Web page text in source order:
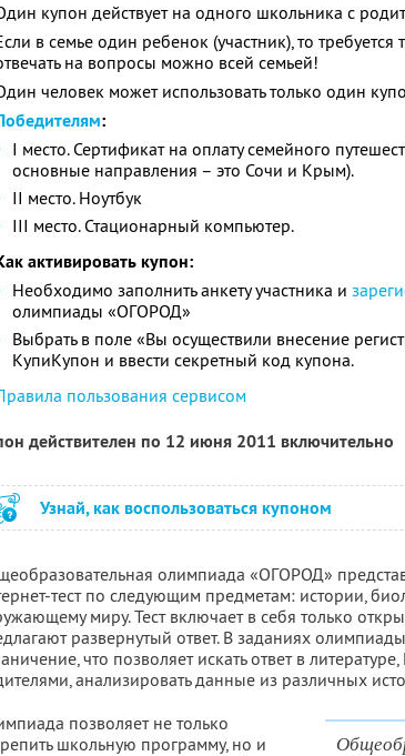
купон действует на одного школьника с
в семье один ребенок (участник), то
на вопросы можно всей семьей!
человек может использовать только один
:
I место. Сертификат на оплату семейного
основные направления – это Сочи и Крым).
II место. Ноутбук
III место. Стационарный компьютер.
активировать купон:
Необходимо заполнить анкету участника и
олимпиады «ОГОРОД»
Выбрать в поле «Вы осуществили внесение
КупиКупон и ввести секретный код купона.
пользования сервисом
действителен по 12 июня 2011 включительно
Узнай, как воспользоваться купоном
олимпиада «ОГОРОД»
тест по следующим предметам: истории,
миру. Тест включает в себя только
развернутый ответ. В заданиях
что позволяет искать ответ в
анализировать данные из различных
позволяет не только
школьную программу, но и